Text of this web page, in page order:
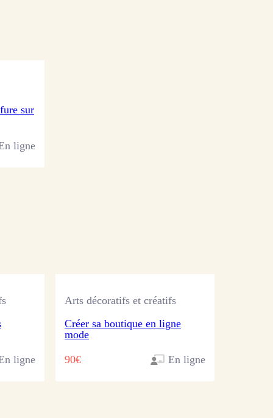
sur
ligne
ligne
Arts décoratifs et créatifs
Créer sa boutique en ligne
mode
90€ En ligne